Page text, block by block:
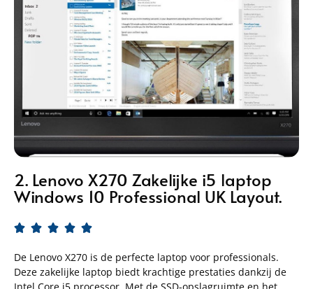
2. Lenovo X270 Zakelijke i5 laptop
Windows 10 Professional UK Layout.
    
De Lenovo X270 is de perfecte laptop voor professionals.
Deze zakelijke laptop biedt krachtige prestaties dankzij de
Intel Core i5 processor. Met de SSD-opslagruimte en het